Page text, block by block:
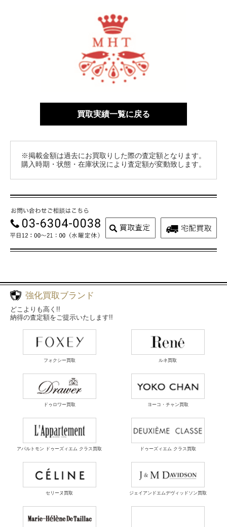
買取実績一覧に戻る
※掲載金額は過去にお買取りした際の査定額となります。
購入時期・状態・在庫状況により査定額が変動致します。
強化買取ブランド
どこよりも高く!!
納得の査定額をご提示いたします!!
フォクシー買取 ルネ買取
ドゥロワー買取 ヨーコ・チャン買取
アパルトモン ドゥーズィエム クラス買取 ドゥーズィエム クラス買取
セリーヌ買取 ジェイアンドエムデヴィッドソン買取